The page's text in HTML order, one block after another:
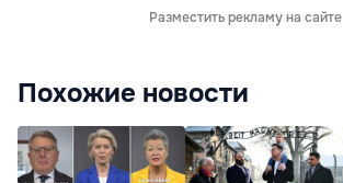
Разместить рекламу на сайте
Похожие новости